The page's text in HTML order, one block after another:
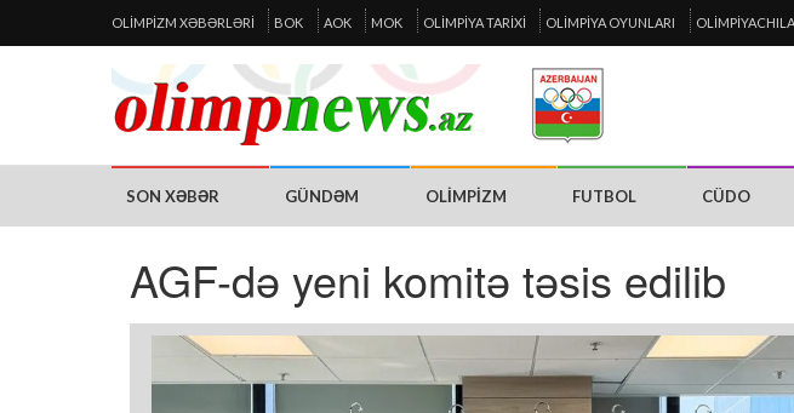
OLIMPIZM XƏBƏRLƏRI BOK AOK MOK OLIMPIYA TARIXI OLIMPIYA OYUNLARI
SON XƏBƏR GÜNDƏM OLIMPIZM FUTBOL CÜDO
AGF-də yeni komitə təsis edilib